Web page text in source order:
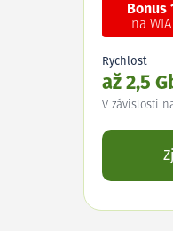
Bonus
na
Rychlost
až 2,5
V závislosti